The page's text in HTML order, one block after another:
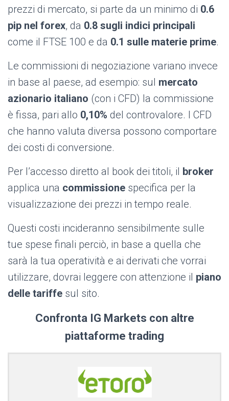
prezzi di mercato, si parte da un minimo di 0.6
pip nel forex, da 0.8 sugli indici principali
come il FTSE 100 e da 0.1 sulle materie prime.
Le commissioni di negoziazione variano invece
in base al paese, ad esempio: sul mercato
azionario italiano (con i CFD) la commissione
è fissa, pari allo 0,10% del controvalore. I CFD
che hanno valuta diversa possono comportare
dei costi di conversione.
Per l’accesso diretto al book dei titoli, il broker
applica una commissione specifica per la
visualizzazione dei prezzi in tempo reale.
Questi costi incideranno sensibilmente sulle
tue spese finali perciò, in base a quella che
sarà la tua operatività e ai derivati che vorrai
utilizzare, dovrai leggere con attenzione il piano
delle tariffe sul sito.
Confronta IG Markets con altre
piattaforme trading